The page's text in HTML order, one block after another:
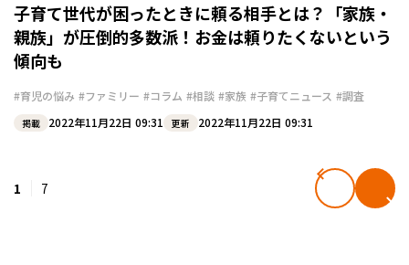
子育て世代が困ったときに頼る相手とは？「家族・
親族」が圧倒的多数派！お金は頼りたくないという
傾向も
#育児の悩み #ファミリー #コラム #相談 #家族 #子育てニュース #調査
掲載 2022年11月22日 09:31 更新 2022年11月22日 09:31
1 7